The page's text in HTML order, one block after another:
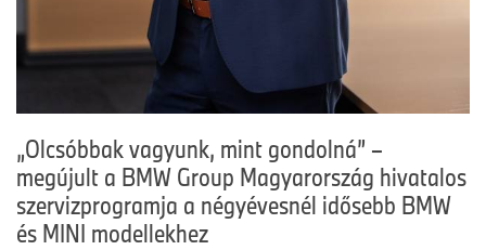
„Olcsóbbak vagyunk, mint gondolná” –
megújult a BMW Group Magyarország hivatalos
szervizprogramja a négyévesnél idősebb BMW
és MINI modellekhez